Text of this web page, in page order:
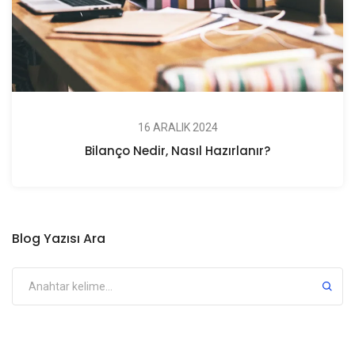
16 ARALIK 2024
Bilanço Nedir, Nasıl Hazırlanır?
Blog Yazısı Ara